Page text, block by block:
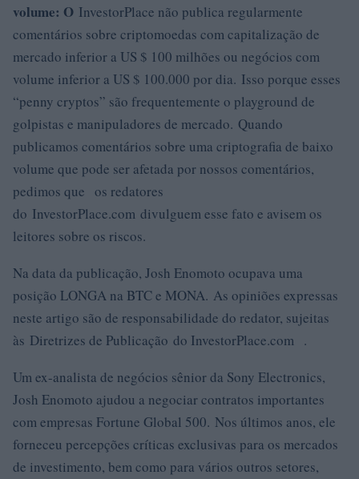
volume: O InvestorPlace não publica regularmente
comentários sobre criptomoedas com capitalização de
mercado inferior a US $ 100 milhões ou negócios com
volume inferior a US $ 100.000 por dia. Isso porque esses
“penny cryptos” são frequentemente o playground de
golpistas e manipuladores de mercado. Quando
publicamos comentários sobre uma criptografia de baixo
volume que pode ser afetada por nossos comentários,
pedimos que os redatores
do InvestorPlace.com divulguem esse fato e avisem os
leitores sobre os riscos.
Na data da publicação, Josh Enomoto ocupava uma
posição LONGA na BTC e MONA. As opiniões expressas
neste artigo são de responsabilidade do redator, sujeitas
às Diretrizes de Publicação do InvestorPlace.com .
Um ex-analista de negócios sênior da Sony Electronics,
Josh Enomoto ajudou a negociar contratos importantes
com empresas Fortune Global 500. Nos últimos anos, ele
forneceu percepções críticas exclusivas para os mercados
de investimento, bem como para vários outros setores,